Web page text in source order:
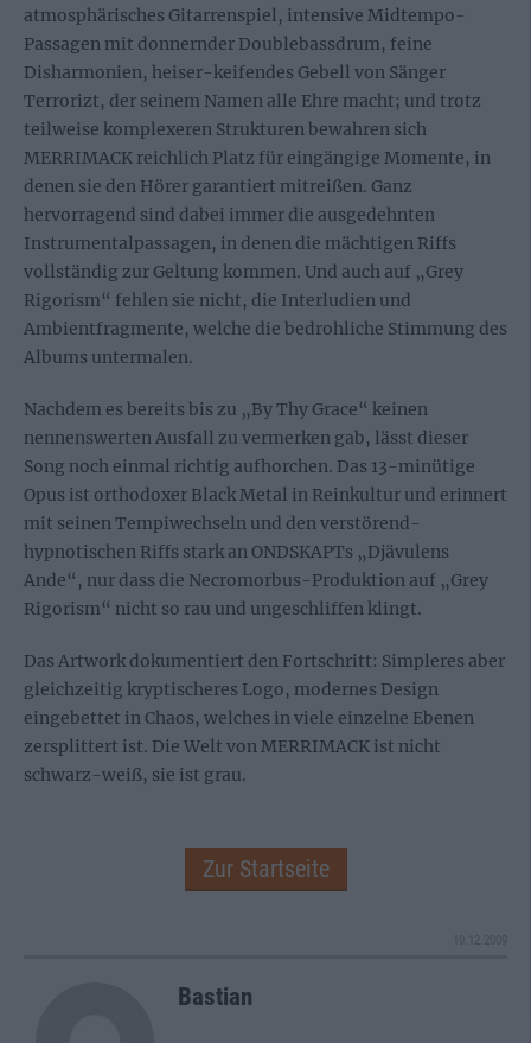
atmosphärisches Gitarrenspiel, intensive Midtempo-
Passagen mit donnernder Doublebassdrum, feine
Disharmonien, heiser-keifendes Gebell von Sänger
Terrorizt, der seinem Namen alle Ehre macht; und trotz
teilweise komplexeren Strukturen bewahren sich
MERRIMACK reichlich Platz für eingängige Momente, in
denen sie den Hörer garantiert mitreißen. Ganz
hervorragend sind dabei immer die ausgedehnten
Instrumentalpassagen, in denen die mächtigen Riffs
vollständig zur Geltung kommen. Und auch auf „Grey
Rigorism“ fehlen sie nicht, die Interludien und
Ambientfragmente, welche die bedrohliche Stimmung des
Albums untermalen.
Nachdem es bereits bis zu „By Thy Grace“ keinen
nennenswerten Ausfall zu vermerken gab, lässt dieser
Song noch einmal richtig aufhorchen. Das 13-minütige
Opus ist orthodoxer Black Metal in Reinkultur und erinnert
mit seinen Tempiwechseln und den verstörend-
hypnotischen Riffs stark an ONDSKAPTs „Djävulens
Ande“, nur dass die Necromorbus-Produktion auf „Grey
Rigorism“ nicht so rau und ungeschliffen klingt.
Das Artwork dokumentiert den Fortschritt: Simpleres aber
gleichzeitig kryptischeres Logo, modernes Design
eingebettet in Chaos, welches in viele einzelne Ebenen
zersplittert ist. Die Welt von MERRIMACK ist nicht
schwarz-weiß, sie ist grau.
Zur Startseite
Bastian